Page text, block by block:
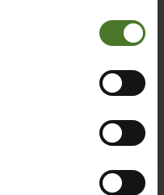
Dienste gesammelt
auch Dienstleister
wodurch das Risiko von
Kontrollverlust bzgl.
samojízdný